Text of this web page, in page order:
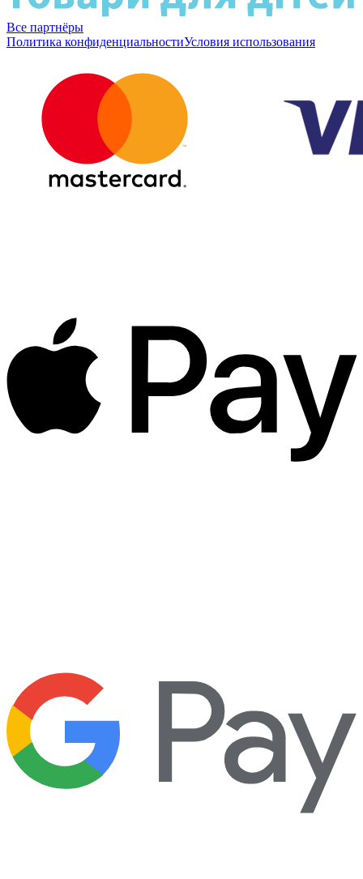
Все партнёры
Политика конфиденциальностиУсловия использования